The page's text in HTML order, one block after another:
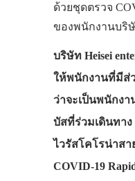
ด้วยชุดตรวจ
ของพนักงานบริษั
บริษัท Heisei
ให้พนักงานที่มีส่
ว่าจะเป็นพนักง
บัสที่ร่วมเดินทา
ไวรัสโคโรน่าส
COVID-19